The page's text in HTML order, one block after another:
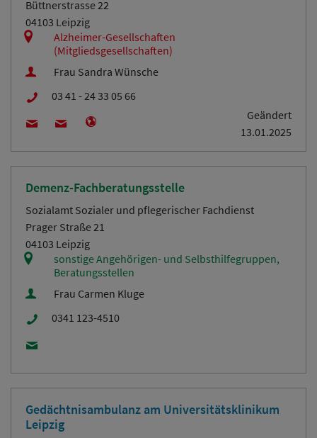
Büttnerstrasse 22
04103 Leipzig
Alzheimer-Gesellschaften
(Mitgliedsgesellschaften)
Frau Sandra Wünsche
03 41 - 24 33 05 66
Geändert
13.01.2025
Demenz-Fachberatungsstelle
Sozialamt Sozialer und pflegerischer Fachdienst
Prager Straße 21
04103 Leipzig
sonstige Angehörigen- und Selbsthilfegruppen,
Beratungsstellen
Frau Carmen Kluge
0341 123-4510
Gedächtnisambulanz am Universitätsklinikum
Leipzig